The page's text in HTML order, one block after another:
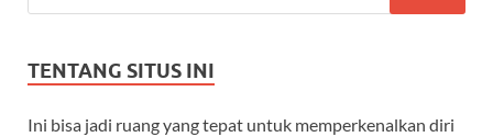
TENTANG SITUS INI
Ini bisa jadi ruang yang tepat untuk memperkenalkan diri